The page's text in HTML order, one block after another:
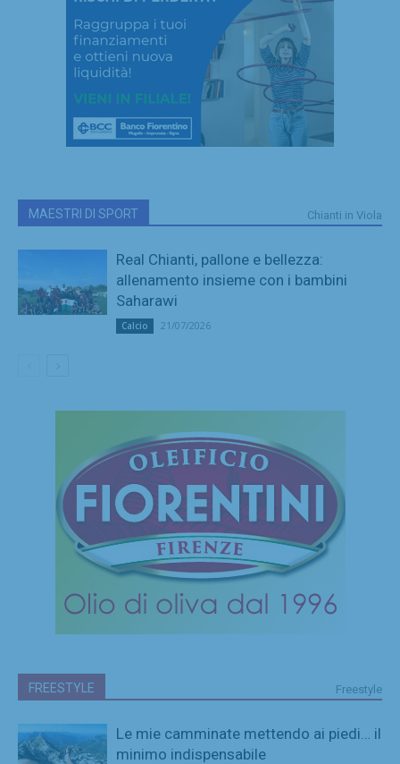
MAESTRI DI SPORT Chianti in Viola
Real Chianti, pallone e bellezza:
allenamento insieme con i bambini
Saharawi
Calcio 21/07/2026
FREESTYLE Freestyle
Le mie camminate mettendo ai piedi… il
minimo indispensabile